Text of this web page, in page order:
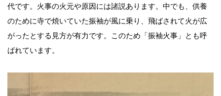
代です。火事の火元や原因には諸説あります。中でも、供養
のために寺で焼いていた振袖が風に乗り、飛ばされて火が広
がったとする見方が有力です。このため「振袖火事」とも呼
ばれています。